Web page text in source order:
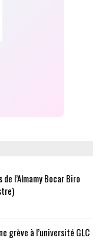
l’Almamy Bocar Biro
grève à l’université GLC